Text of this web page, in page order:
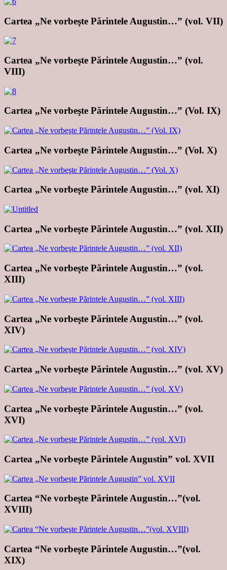
Cartea „Ne vorbeşte Părintele Augustin…” (vol. VII)
Cartea „Ne vorbeşte Părintele Augustin…” (vol.
VIII)
Cartea „Ne vorbeşte Părintele Augustin…” (Vol. IX)
Cartea „Ne vorbeşte Părintele Augustin…” (Vol. X)
Cartea „Ne vorbeşte Părintele Augustin…” (vol. XI)
Cartea „Ne vorbeşte Părintele Augustin…” (vol. XII)
Cartea „Ne vorbeşte Părintele Augustin…” (vol.
XIII)
Cartea „Ne vorbeşte Părintele Augustin…” (vol.
XIV)
Cartea „Ne vorbeşte Părintele Augustin…” (vol. XV)
Cartea „Ne vorbeşte Părintele Augustin…” (vol.
XVI)
Cartea „Ne vorbeşte Părintele Augustin” vol. XVII
Cartea “Ne vorbeşte Părintele Augustin…”(vol.
XVIII)
Cartea “Ne vorbeşte Părintele Augustin…”(vol.
XIX)